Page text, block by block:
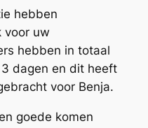
hebben
voor uw
hebben in totaal
dagen en dit heeft
voor Benja.
goede komen